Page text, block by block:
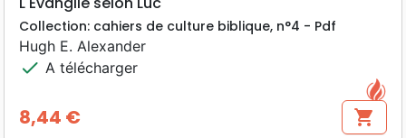
Collection: cahiers de culture biblique, n°4 - Pdf
Hugh E. Alexander
check A télécharger
Prix
8,44 € shopping_cart